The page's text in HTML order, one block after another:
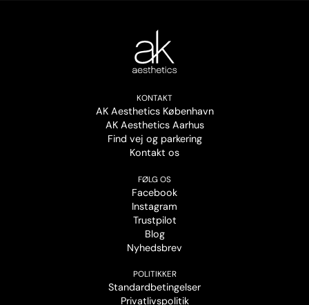
KONTAKT
AK Aesthetics København
AK Aesthetics Aarhus
Find vej og parkering
Kontakt os
FØLG OS
Facebook
Instagram
Trustpilot
Blog
Nyhedsbrev
POLITIKKER
Standardbetingelser
Privatlivspolitik